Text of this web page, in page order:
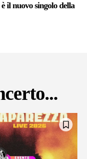
il nuovo singolo della